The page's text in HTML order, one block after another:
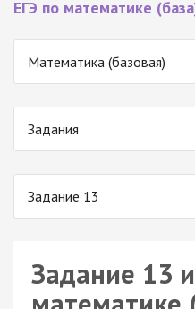
ЕГЭ по математике
Математика (базовая)
Задания
Задание 13
Задание 13